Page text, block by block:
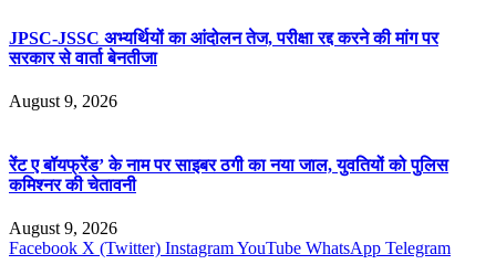
JPSC-JSSC अभ्यर्थियों का आंदोलन तेज, परीक्षा रद्द करने की मांग पर
सरकार से वार्ता बेनतीजा
August 9, 2026
रेंट ए बॉयफ्रेंड’ के नाम पर साइबर ठगी का नया जाल, युवतियों को पुलिस
कमिश्नर की चेतावनी
August 9, 2026
Facebook X (Twitter) InstagramYouTube WhatsApp Telegram